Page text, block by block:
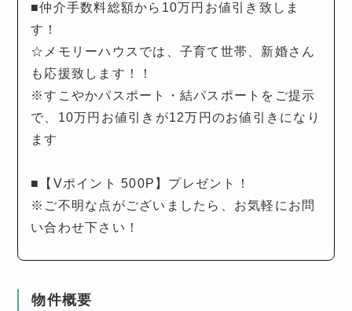
■仲介手数料総額から10万円お値引き致しま
す！
☆メモリーハウスでは、子育て世帯、新婚さん
も応援致します！！
※すこやかパスポート・結パスポートをご提示
で、10万円お値引きが12万円のお値引きになり
ます
■【Vポイント 500P】プレゼント！
※ご不明な点がございましたら、お気軽にお問
い合わせ下さい！
物件概要